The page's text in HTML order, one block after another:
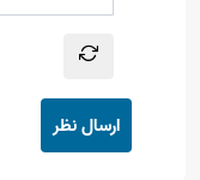
ارسال نظر